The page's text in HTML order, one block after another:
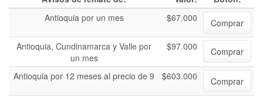
Antioquia por un mes
$67.000
Comprar
Antioquia, Cundinamarca y Valle por
un mes
$97.000 Comprar
Antioquia por 12 meses al precio de 9 $603.000
Comprar